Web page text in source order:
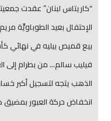
“كاريتاس لبنان” عقدت
الإحتفال بعيد الطوباويَّة
بيع قميص بيليه في نهائي كأس
فيليب سالم… من بطرام إلى
الذهب يتجه لتسجيل أكبر
انخفاض حركة العبور بمضيق